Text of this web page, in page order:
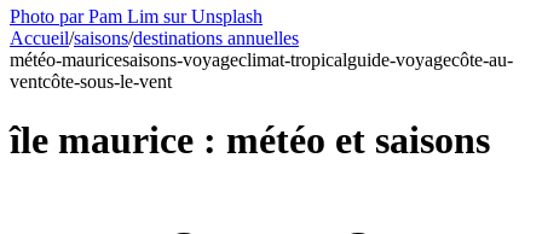
Photo par Pam Lim sur Unsplash
Accueil/saisons/destinations annuelles
météo-mauricesaisons-voyageclimat-tropicalguide-voyagecôte-au-
ventcôte-sous-le-vent
île maurice : météo et saisons